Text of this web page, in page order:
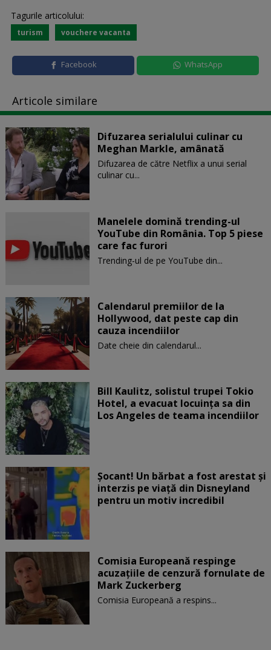
Tagurile articolului:
turism vouchere vacanta
Facebook WhatsApp
Articole similare
Difuzarea serialului culinar cu
Meghan Markle, amânată
Difuzarea de către Netflix a unui serial
culinar cu...
Manelele domină trending-ul
YouTube din România. Top 5 piese
care fac furori
Trending-ul de pe YouTube din...
Calendarul premiilor de la
Hollywood, dat peste cap din
cauza incendiilor
Date cheie din calendarul...
Bill Kaulitz, solistul trupei Tokio
Hotel, a evacuat locuinţa sa din
Los Angeles de teama incendiilor
Șocant! Un bărbat a fost arestat și
interzis pe viață din Disneyland
pentru un motiv incredibil
Comisia Europeană respinge
acuzaţiile de cenzură fornulate de
Mark Zuckerberg
Comisia Europeană a respins...